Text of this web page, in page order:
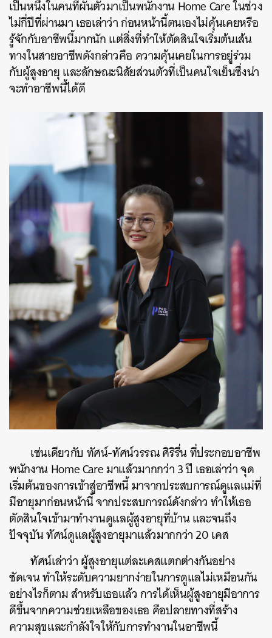
เป็นหนึ่งในคนที่ผันตัวมาเป็นพนักงาน Home Care ในช่วง
ไม่กี่ปีที่ผ่านมา เธอเล่าว่า ก่อนหน้านี้ตนเองไม่คุ้นเคยหรือ
รู้จักกับอาชีพนี้มากนัก แต่สิ่งที่ทำให้ตัดสินใจเริ่มต้นเส้น
ทางในสายอาชีพดังกล่าวคือ ความคุ้นเคยในการอยู่ร่วม
กับผู้สูงอายุ และลักษณะนิสัยส่วนตัวที่เป็นคนใจเย็นซึ่งน่า
จะทำอาชีพนี้ได้ดี
เช่นเดียวกับ ทัศน์-ทัศน์วรรณ ศิริรื่น ที่ประกอบอาชีพ
พนักงาน Home Care มาแล้วมากกว่า 3 ปี เธอเล่าว่า จุด
เริ่มต้นของการเข้าสู่อาชีพนี้ มาจากประสบการณ์ดูแลแม่ที่
มีอายุมาก่อนหน้านี้ จากประสบการณ์ดังกล่าว ทำให้เธอ
ตัดสินใจเข้ามาทำงานดูแลผู้สูงอายุที่บ้าน และจนถึง
ปัจจุบัน ทัศน์ดูแลผู้สูงอายุมาแล้วมากกว่า 20 เคส
ทัศน์เล่าว่า ผู้สูงอายุแต่ละเคสแตกต่างกันอย่าง
ชัดเจน ทำให้ระดับความยากง่ายในการดูแลไม่เหมือนกัน
อย่างไรก็ตาม สำหรับเธอแล้ว การได้เห็นผู้สูงอายุมีอาการ
ดีขึ้นจากความช่วยเหลือของเธอ คือปลายทางที่สร้าง
ความสุขและกำลังใจให้กับการทำงานในอาชีพนี้